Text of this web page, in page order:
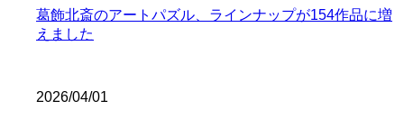
葛飾北斎のアートパズル、ラインナップが154作品に増
えました
2026/04/01